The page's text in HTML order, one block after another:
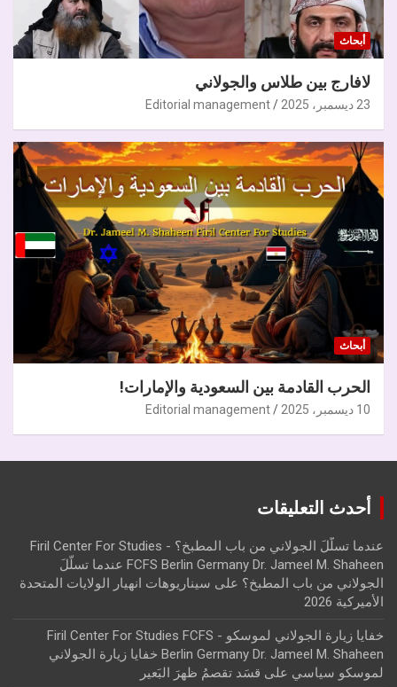
أبحاث
لافارج بين طلاس والجولاني
23 ديسمبر، 2025 Editorial management
أبحاث
الحرب القادمة بين السعودية والإمارات!
10 ديسمبر، 2025 Editorial management
أحدث التعليقات
عندما تسلّلَ الجولاني من باب المطبخ؟ - Firil Center For Studies
FCFS Berlin Germany Dr. Jameel M. Shaheen عندما تسلّلَ
الجولاني من باب المطبخ؟ على سيناريوهات انهيار الولايات المتحدة
الأميركية 2026
خفايا زيارة الجولاني لموسكو - Firil Center For Studies FCFS
Berlin Germany Dr. Jameel M. Shaheen خفايا زيارة الجولاني
لموسكو سياسي على قسَد تقصمُ ظهرَ البَعير